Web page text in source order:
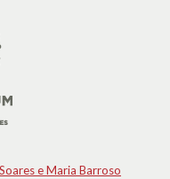
e Maria Barroso